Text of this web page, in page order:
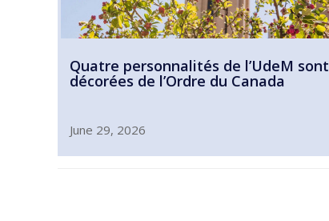
Quatre personnalités de l’UdeM sont
décorées de l’Ordre du Canada
June 29, 2026